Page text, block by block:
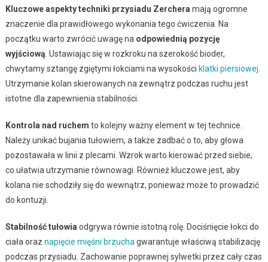
Kluczowe aspekty techniki przysiadu Zerchera mają ogromne
znaczenie dla prawidłowego wykonania tego ćwiczenia. Na
początku warto zwrócić uwagę na odpowiednią pozycję
wyjściową . Ustawiając się w rozkroku na szerokość bioder,
chwytamy sztangę zgiętymi łokciami na wysokości klatki piersiowej
Utrzymanie kolan skierowanych na zewnątrz podczas ruchu jest
istotne dla zapewnienia stabilności.
Kontrola nad ruchem to kolejny ważny element w tej technice.
Należy unikać bujania tułowiem, a także zadbać o to, aby głowa
pozostawała w linii z plecami. Wzrok warto kierować przed siebie,
co ułatwia utrzymanie równowagi. Również kluczowe jest, aby
kolana nie schodziły się do wewnątrz, ponieważ może to prowadzić
do kontuzji.
Stabilność tułowia odgrywa równie istotną rolę. Dociśnięcie łokci do
ciała oraz napięcie mięśni brzucha gwarantuje właściwą stabilizację
podczas przysiadu. Zachowanie poprawnej sylwetki przez cały czas